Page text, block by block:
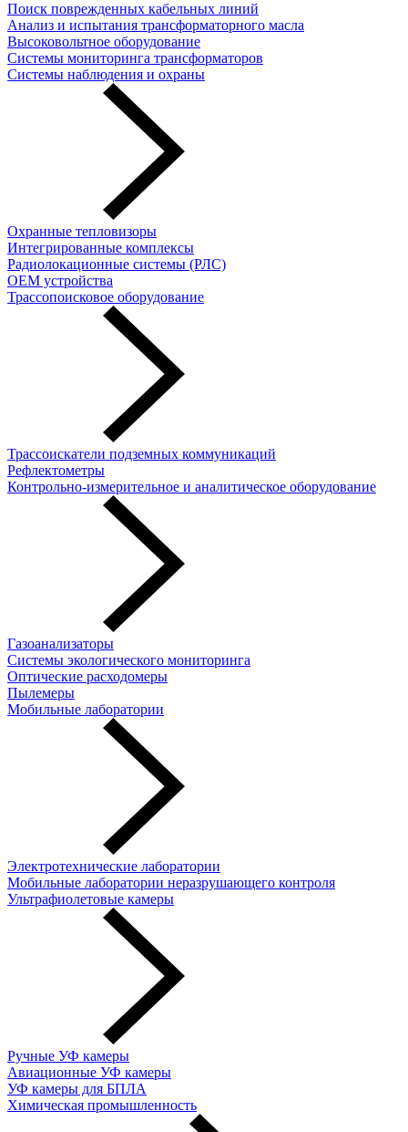
Поиск поврежденных кабельных линий
Анализ и испытания трансформаторного масла
Высоковольтное оборудование
Системы мониторинга трансформаторов
Системы наблюдения и охраны
Охранные тепловизоры
Интегрированные комплексы
Радиолокационные системы (РЛС)
OEM устройства
Трассопоисковое оборудование
Трассоискатели подземных коммуникаций
Рефлектометры
Контрольно-измерительное и аналитическое оборудование
Газоанализаторы
Системы экологического мониторинга
Оптические расходомеры
Пылемеры
Мобильные лаборатории
Электротехнические лаборатории
Мобильные лаборатории неразрушающего контроля
Ультрафиолетовые камеры
Ручные УФ камеры
Авиационные УФ камеры
УФ камеры для БПЛА
Химическая промышленность